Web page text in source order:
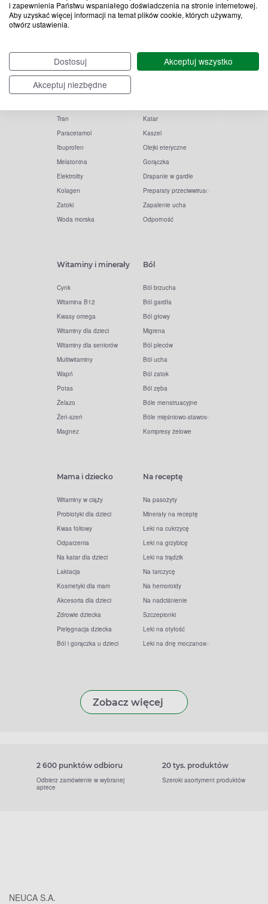
i zapewnienia Państwu wspaniałego doświadczenia na stronie internetowej.
Aby uzyskać więcej informacji na temat plików cookie, których używamy,
otwórz ustawienia.
Dostosuj
Akceptuj wszystko
Akceptuj niezbędne
Popularne zapytania
Witamina D
Witamina C
Tran
Paracetamol
Ibuprofen
Melatonina
Elektrolity
Kolagen
Zatoki
Woda morska
Przeziębienie i grypa
Katar
Kaszel
Olejki eteryczne
Gorączka
Drapanie w gardle
Preparaty przeciwwirusowe
Zapalenie ucha
Odporność
Witaminy i minerały
Cynk
Witamina B12
Kwasy omega
Witaminy dla dzieci
Witaminy dla seniorów
Multiwitaminy
Wapń
Potas
Żelazo
Żeń-szeń
Magnez
Ból
Ból brzucha
Ból gardła
Ból głowy
Migrena
Ból pleców
Ból ucha
Ból zatok
Ból zęba
Bóle menstruacyjne
Bóle mięśniowo-stawowe
Kompresy żelowe
Mama i dziecko
Witaminy w ciąży
Probiotyki dla dzieci
Kwas foliowy
Odparzenia
Na katar dla dzieci
Laktacja
Kosmetyki dla mam
Akcesoria dla dzieci
Zdrowie dziecka
Pielęgnacja dziecka
Ból i gorączka u dzieci
Na receptę
Na pasożyty
Minerały na receptę
Leki na cukrzycę
Leki na grzybicę
Leki na trądzik
Na tarczycę
Na hemoroidy
Na nadciśnienie
Szczepionki
Leki na otyłość
Leki na dnę moczanową
Zobacz więcej
2 600 punktów odbioru
Odbierz zamówienie w wybranej
aptece
20 tys. produktów
Szeroki asortyment produktów
NEUCA S.A.